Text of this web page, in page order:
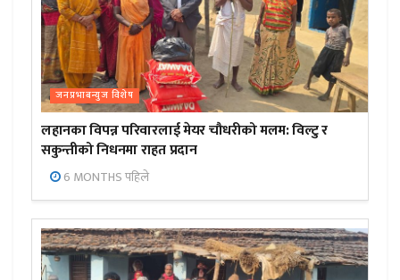
जनप्रभाबन्युज विशेष
लहानका विपन्न परिवारलाई मेयर चौधरीको मलम: विल्टु र
सकुन्तीको निधनमा राहत प्रदान
6 MONTHS पहिले